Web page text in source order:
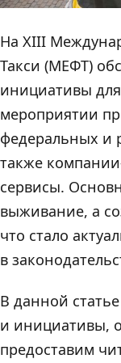
На XIII
Такси (МЕФТ)
инициативы
мероприятии
федеральных и
также
сервисы.
выживание, а
что стало
в
В данной
и инициативы,
предоставим